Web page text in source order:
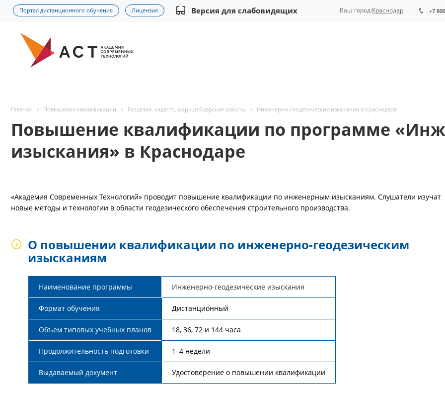
Портал дистанционного обучения Лицензия Версия для слабовидящих +7
Ваш город:Краснодар
Главная Повышение квалификации Геодезия, кадастр, маркшейдерские работы Инженерно-геодезические изыскания в Краснодаре
Повышение квалификации по программе
изыскания» в Краснодаре
«Академия Современных Технологий» проводит повышение квалификации по инженерным изысканиям. Слушатели изучат
новые методы и технологии в области геодезического обеспечения строительного производства.
О повышении квалификации по инженерно-геодезическим
изысканиям
Наименование программы Инженерно-геодезические изыскания
Формат обучения Дистанционный
Объем типовых учебных планов 18, 36, 72 и 144 часа
Продолжительность подготовки 1–4 недели
Выдаваемый документ Удостоверение о повышении квалификации